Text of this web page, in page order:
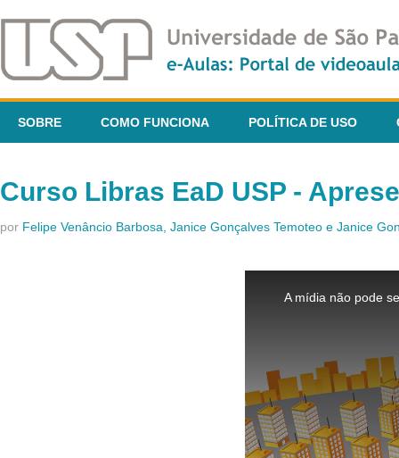
SOBRE COMO FUNCIONA POLÍTICA DE USO
Curso Libras EaD USP -
por Felipe Venâncio Barbosa, Janice Gonçalves Temoteo e Janice
A mídia não pode